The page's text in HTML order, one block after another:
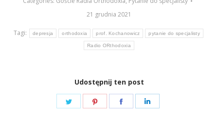
21 grudnia 2021
Tagi: depresja orthodoxia prof. Kochanowicz pytanie do specjalisty
Radio ORthodoxia
Udostępnij ten post
Share
Share
Share